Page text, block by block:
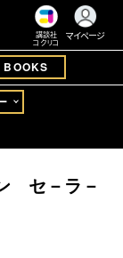
講談社
コクリコ
マイページ
BOOKS
セ－ラ－